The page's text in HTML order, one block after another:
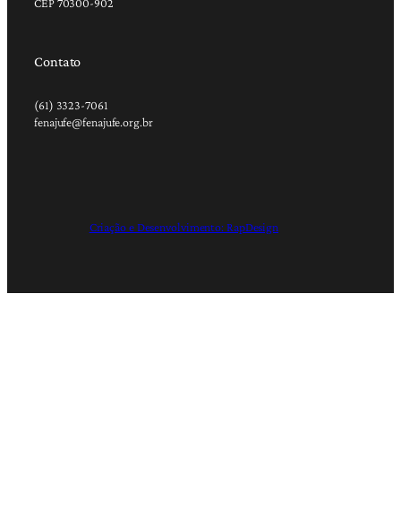
Contato
(61) 3323-7061
fenajufe@fenajufe.org.br
Criação e Desenvolvimento: RapDesign